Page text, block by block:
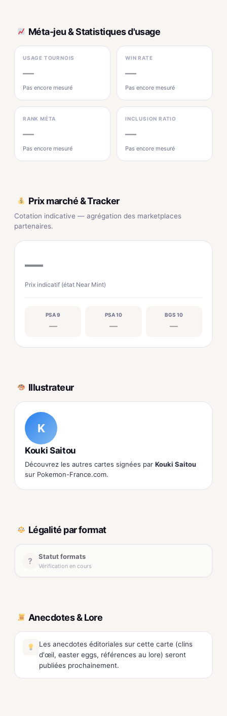
Méta-jeu & Statistiques d'usage
USAGE TOURNOIS
—
Pas encore mesuré
WIN RATE
—
Pas encore mesuré
RANK MÉTA
—
Pas encore mesuré
INCLUSION RATIO
—
Pas encore mesuré
Prix marché & Tracker
Cotation indicative — agrégation des marketplaces
partenaires.
—
Prix indicatif (état Near Mint)
PSA 9
—
PSA 10
—
BGS 10
—
Illustrateur
K
Kouki Saitou
Découvrez les autres cartes signées par Kouki Saitou
sur Pokemon-France.com.
Légalité par format
? Statut formats
Vérification en cours
Anecdotes & Lore
Les anecdotes éditoriales sur cette carte (clins
d'œil, easter eggs, références au lore) seront
publiées prochainement.